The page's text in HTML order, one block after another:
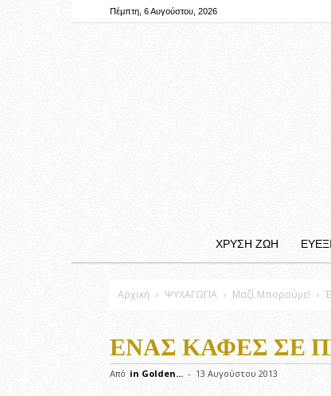
Πέμπτη, 6 Αυγούστου, 2026
ΧΡΥΣΗ ΖΩΗ
Αρχική ΨΥΧΑΓΩΓΙΑ Μαζί Μπορούμε!
ΈΝΑΣ ΚΑΦΈΣ ΣΕ
Από in Golden... - 13 Αυγούστου 2013